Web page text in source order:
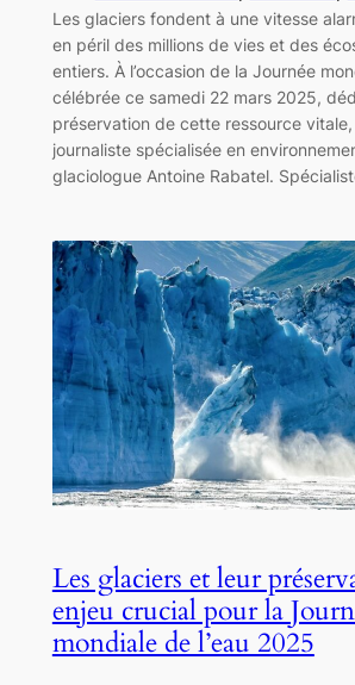
Les glaciers fondent à une vitesse
en péril des millions de vies et des
entiers. À l’occasion de la Journée
célébrée ce samedi 22 mars 2025,
préservation de cette ressource vitale,
journaliste spécialisée en
glaciologue Antoine Rabatel.
Les glaciers et leur
enjeu crucial pour la
mondiale de l’eau 2025